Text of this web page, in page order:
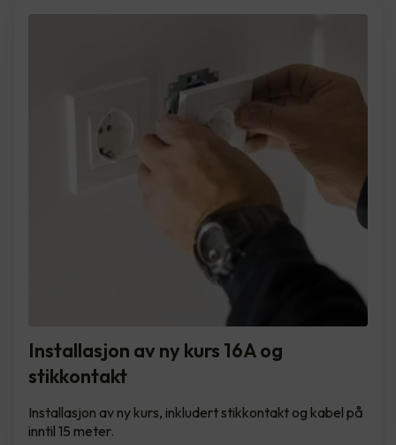
Installasjon av ny kurs 16A og
stikkontakt
Installasjon av ny kurs, inkludert stikkontakt og kabel på
inntil 15 meter.